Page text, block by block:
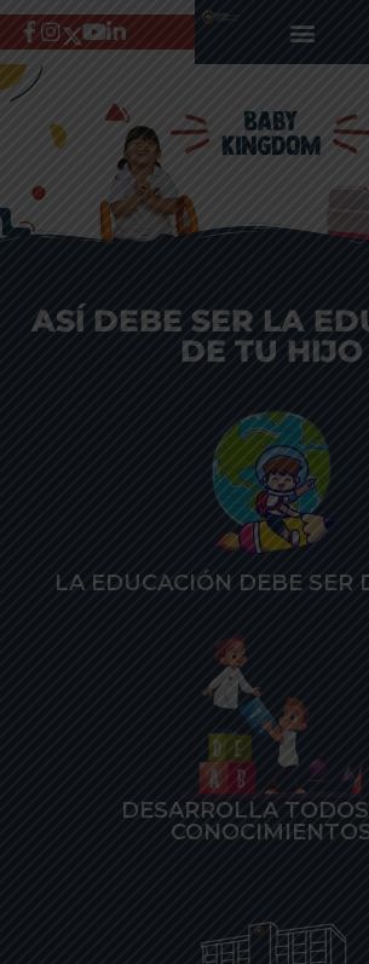
ASÍ DEBE SER LA
DE TU HIJO
LA EDUCACIÓN DEBE SER
DESARROLLA